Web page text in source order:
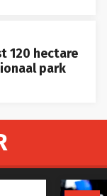
120 hectare
park